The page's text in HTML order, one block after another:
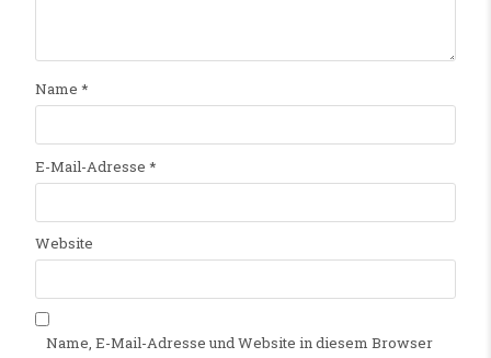
Name *
E-Mail-Adresse *
Website
Name, E-Mail-Adresse und Website in diesem Browser